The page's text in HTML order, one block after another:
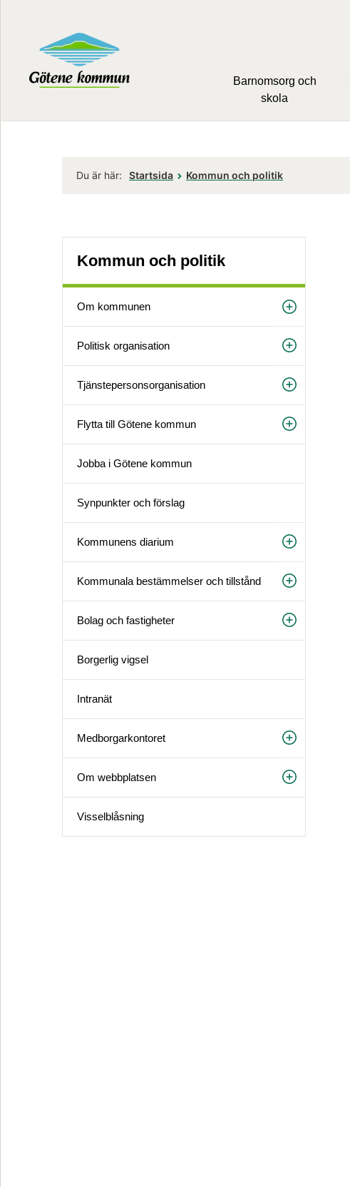
Barnomsorg och
skola
Du är här: Startsida Kommun och politik
Kommun och politik
Om kommunen
Politisk organisation
Tjänstepersonsorganisation
Flytta till Götene kommun
Jobba i Götene kommun
Synpunkter och förslag
Kommunens diarium
Kommunala bestämmelser och tillstånd
Bolag och fastigheter
Borgerlig vigsel
Intranät
Medborgarkontoret
Om webbplatsen
Visselblåsning